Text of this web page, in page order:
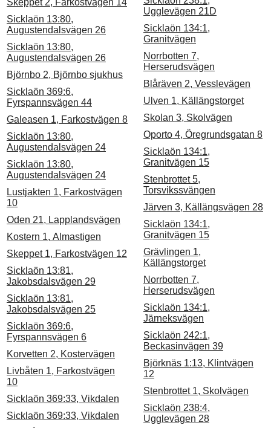
Skeppet 2, Farkostvägen 14
Sicklaön 13:80,
Augustendalsvägen 26
Sicklaön 13:80,
Augustendalsvägen 26
Björnbo 2, Björnbo sjukhus
Sicklaön 369:6,
Fyrspannsvägen 44
Galeasen 1, Farkostvägen 8
Sicklaön 13:80,
Augustendalsvägen 24
Sicklaön 13:80,
Augustendalsvägen 24
Lustjakten 1, Farkostvägen
10
Oden 21, Lapplandsvägen
Kostern 1, Almastigen
Skeppet 1, Farkostvägen 12
Sicklaön 13:81,
Jakobsdalsvägen 29
Sicklaön 13:81,
Jakobsdalsvägen 25
Sicklaön 369:6,
Fyrspannsvägen 6
Korvetten 2, Kostervägen
Livbåten 1, Farkostvägen
10
Sicklaön 369:33, Vikdalen
Sicklaön 369:33, Vikdalen
Ugglevägen 21D
Sicklaön 134:1,
Granitvägen
Norrbotten 7,
Herserudsvägen
Blåräven 2, Vesslevägen
Ulven 1, Källängstorget
Skolan 3, Skolvägen
Oporto 4, Öregrundsgatan 8
Sicklaön 134:1,
Granitvägen 15
Stenbrottet 5,
Torsvikssvängen
Järven 3, Källängsvägen 28
Sicklaön 134:1,
Granitvägen 15
Grävlingen 1,
Källängstorget
Norrbotten 7,
Herserudsvägen
Sicklaön 134:1,
Järneksvägen
Sicklaön 242:1,
Beckasinvägen 39
Björknäs 1:13, Klintvägen
12
Stenbrottet 1, Skolvägen
Sicklaön 238:4,
Ugglevägen 28